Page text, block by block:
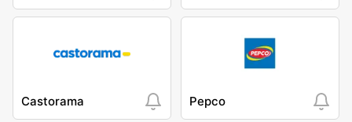
Castorama Pepco